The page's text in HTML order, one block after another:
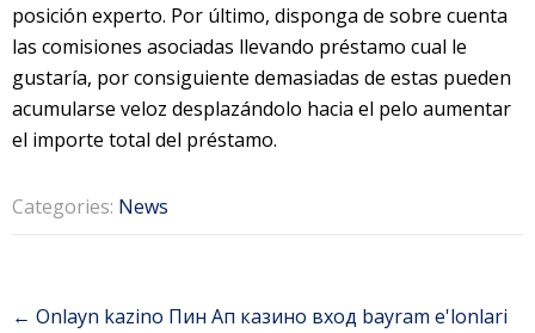
posición experto. Por último, disponga de sobre cuenta
las comisiones asociadas llevando préstamo cual le
gustaría, por consiguiente demasiadas de estas pueden
acumularse veloz desplazándolo hacia el pelo aumentar
el importe total del préstamo.
Categories: News
Post
← Onlayn kazino Пин Ап казино вход bayram e'lonlari